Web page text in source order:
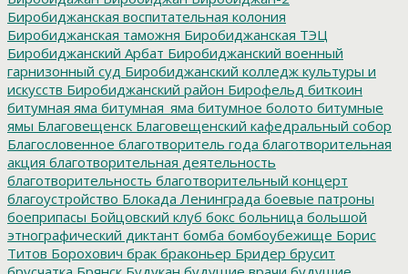
Биробиджанская воспитательная колония
Биробиджанская таможня Биробиджанская ТЭЦ
Биробиджанский Арбат Биробиджанский военный
гарнизонный суд Биробиджанский колледж культуры и
искусств Биробиджанский район Бирофельд биткоин
битумная яма битумная_яма битумное болото битумные
ямы Благовещенск Благовещенский кафедральный собор
Благословенное благотворитель года благотворительная
акция благотворительная деятельность
благотворительность благотворительный концерт
благоустройство Блокада Ленинграда боевые патроны
боеприпасы Бойцовский клуб бокс больница большой
этнографический диктант бомба бомбоубежище Борис
Титов Борохович брак браконьер Бридер брусит